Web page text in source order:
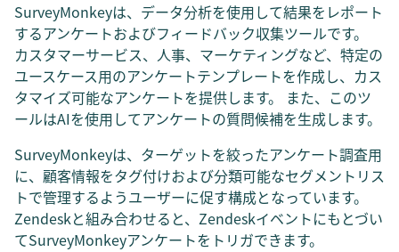
SurveyMonkeyは、データ分析を使用して結果をレポート
するアンケートおよびフィードバック収集ツールです。
カスタマーサービス、人事、マーケティングなど、特定の
ユースケース用のアンケートテンプレートを作成し、カス
タマイズ可能なアンケートを提供します。 また、このツ
ールはAIを使用してアンケートの質問候補を生成します。
SurveyMonkeyは、ターゲットを絞ったアンケート調査用
に、顧客情報をタグ付けおよび分類可能なセグメントリス
トで管理するようユーザーに促す構成となっています。
Zendeskと組み合わせると、Zendeskイベントにもとづい
てSurveyMonkeyアンケートをトリガできます。